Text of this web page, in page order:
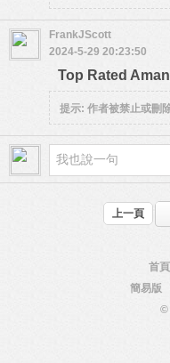
FrankJScott
2024-5-29 20:23:50
Top Rated
提示: 作者被禁止或刪
上一頁
首頁
簡易版
©